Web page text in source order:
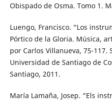
Obispado de Osma. Tomo 1.
Luengo, Francisco. “Los
Pórtico de la Gloria. Música,
por Carlos Villanueva, 75-117.
Universidad de Santiago de
Santiago, 2011.
María Lamaña, Josep. “Els